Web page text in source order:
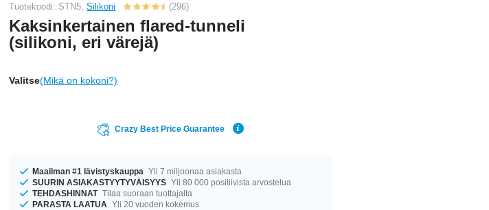
Tuotekoodi: STN5,Silikoni (296)
Kaksinkertainen flared-tunneli
(silikoni, eri värejä)
Valitse(Mikä on kokoni?)
Crazy Best Price Guarantee
Maailman #1 lävistyskauppa Yli 7 miljoonaa asiakasta
SUURIN ASIAKASTYYTYVÄISYYS Yli 80 000 positiivista arvostelua
TEHDASHINNAT Tilaa suoraan tuottajalta
PARASTA LAATUA Yli 20 vuoden kokemus